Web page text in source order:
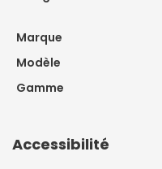
Marque
Modèle
Gamme
Accessibilité